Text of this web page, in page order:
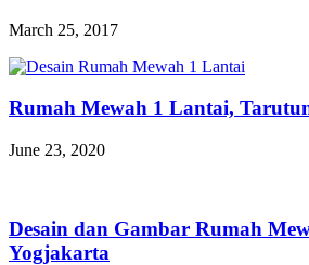
March 25, 2017
Rumah Mewah 1 Lantai,
June 23, 2020
Desain dan Gambar Rumah
Yogjakarta